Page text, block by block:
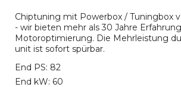
Chiptuning mit Powerbox / Tuningbox
- wir bieten mehr als 30 Jahre
Motoroptimierung. Die Mehrleistung
unit ist sofort spürbar.
End PS: 82
End kW: 60